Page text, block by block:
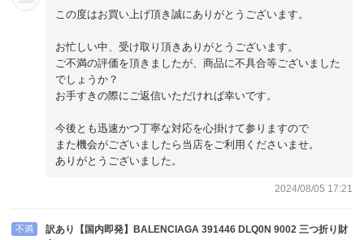
この度はお買い上げ頂き誠にありがとうございます。
お忙しい中、受け取り頂きありがとうございます。
ご不満の評価を頂きましたが、商品に不具合等ございました
でしょうか？
お手すきの際にご返信いただければ幸いです。
今後とも迅速かつ丁寧な対応を心掛けて参りますので
また機会がございましたら当店をご利用くださいませ。
ありがとうございました。
2024/08/05 17:21
不満
訳あり【国内即発】BALENCIAGA 391446 DLQ0N 9002 三つ折り財